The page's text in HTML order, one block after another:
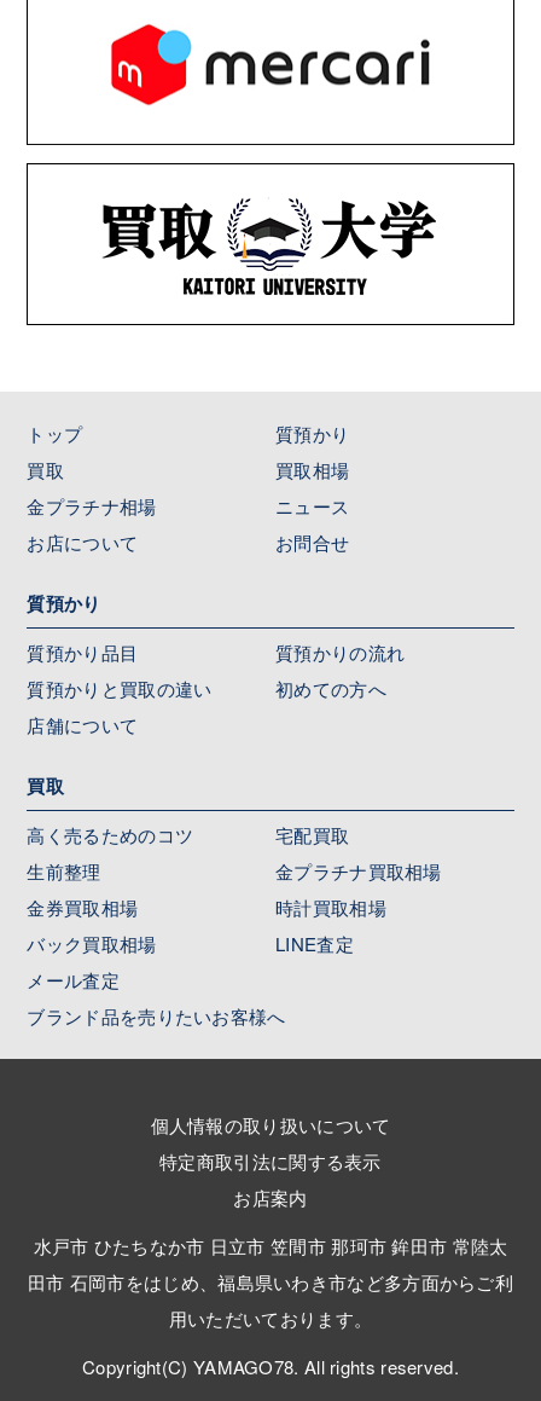
トップ
質預かり
買取
買取相場
金プラチナ相場
ニュース
お店について
お問合せ
質預かり
質預かり品目
質預かりの流れ
質預かりと買取の違い
初めての方へ
店舗について
買取
高く売るためのコツ
宅配買取
生前整理
金プラチナ買取相場
金券買取相場
時計買取相場
バック買取相場
LINE査定
メール査定
ブランド品を売りたいお客様へ
個人情報の取り扱いについて
特定商取引法に関する表示
お店案内
水戸市 ひたちなか市 日立市 笠間市 那珂市 鉾田市 常陸太
田市 石岡市をはじめ、福島県いわき市など多方面からご利
用いただいております。
Copyright(C) YAMAGO78. All rights reserved.